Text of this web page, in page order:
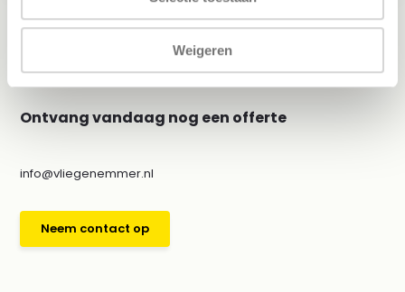
Weigeren
Ontvang vandaag nog een offerte
info@vliegenemmer.nl
Neem contact op